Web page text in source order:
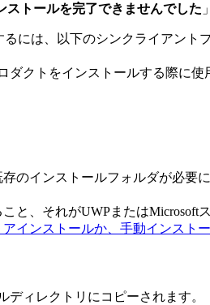
ストールを完了できませんでした
には、以下のシンクライアン
クトをインストールする際に使
のインストールフォルダが必
と、それがUWPまたは
インストールか、手動インスト
ィレクトリにコピーされます。